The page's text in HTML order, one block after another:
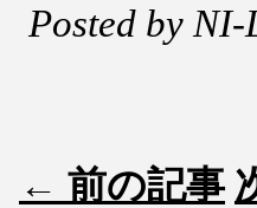
Posted by NI-
← 前の記事